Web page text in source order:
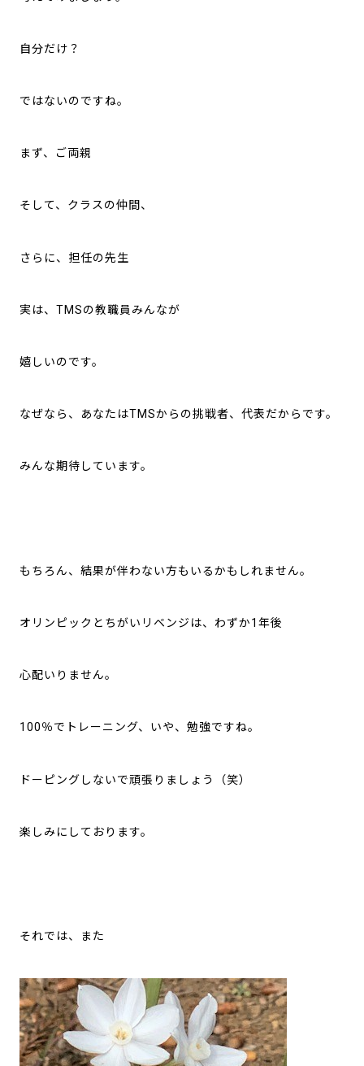
自分だけ？
ではないのですね。
まず、ご両親
そして、クラスの仲間、
さらに、担任の先生
実は、TMSの教職員みんなが
嬉しいのです。
なぜなら、あなたはTMSからの挑戦者、代表だからです。
みんな期待しています。
もちろん、結果が伴わない方もいるかもしれません。
オリンピックとちがいリベンジは、わずか1年後
心配いりません。
100％でトレーニング、いや、勉強ですね。
ドーピングしないで頑張りましょう（笑）
楽しみにしております。
それでは、また